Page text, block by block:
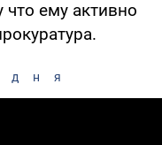
что ему активно
дня